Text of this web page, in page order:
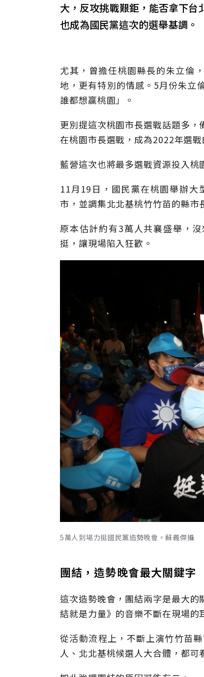
大，反攻挑戰艱鉅，能否拿下台
也成為國民黨這次的選舉基調。
尤其，曾擔任桃園縣長的朱立倫
地，更有特別的情感。5月份朱立
誰都想贏桃園」。
更別提這次桃園市長選戰話題多
在桃園市長選戰，成為2022年選戰
藍營這次也將最多選戰資源投入桃
11月19日，國民黨在桃園舉辦
市，並調集北北基桃竹竹苗的縣市
原本估計約有3萬人共襄盛舉，
挺，讓現場陷入狂歡。
5萬人到場力挺國民黨造勢晚會。蘇義傑攝
團結，造勢晚會最大關鍵字
這次造勢晚會，團結兩字是最大
結就是力量》的音樂不斷在現場的
從活動流程上，不斷上演竹竹苗
人、北北基桃候選人大合體，都